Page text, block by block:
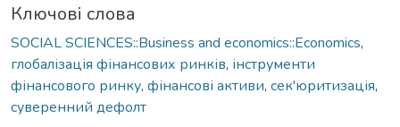
Ключові слова
SOCIAL SCIENCES::Business and economics::Economics,
глобалізація фінансових ринків, інструменти
фінансового ринку, фінансові активи, сек'юритизація,
суверенний дефолт